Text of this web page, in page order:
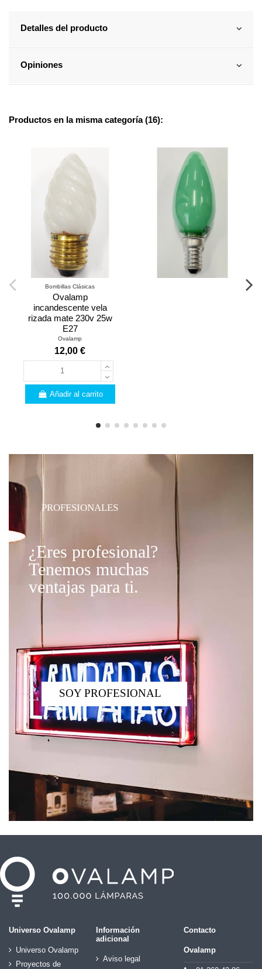
Detalles del producto
Opiniones
Productos en la misma categoría (16):
Bombillas Clásicas
Ovalamp
incandescente vela
rizada mate 230v 25w
E27
Ovalamp
12,00 €
Añadir al carrito
PROFESIONALES
¿Eres profesional?
Tenemos muchas
ventajas para ti.
SOY PROFESIONAL
Universo Ovalamp
Universo Ovalamp
Proyectos de
Información
adicional
Aviso legal
Contacto
Ovalamp